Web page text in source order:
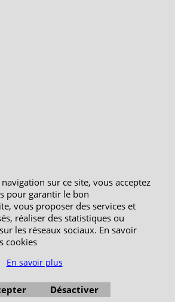
sur ce site, vous acceptez
pour garantir le bon
vous proposer des services et
réaliser des statistiques ou
les réseaux sociaux. En savoir
cookies
En savoir plus
Désactiver